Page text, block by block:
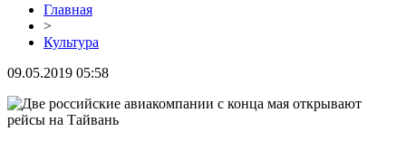
Главная
>
Культура
09.05.2019 05:58